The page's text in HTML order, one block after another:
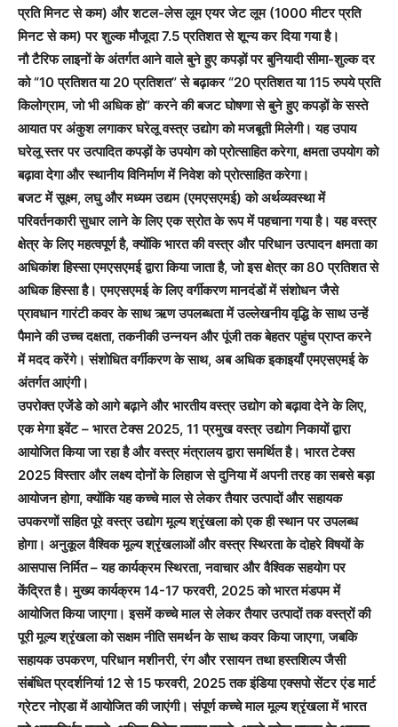
प्रति मिनट से कम) और शटल-लेस लूम एयर जेट लूम (1000 मीटर प्रति
मिनट से कम) पर शुल्क मौजूदा 7.5 प्रतिशत से शून्य कर दिया गया है।
नौ टैरिफ लाइनों के अंतर्गत आने वाले बुने हुए कपड़ों पर बुनियादी सीमा-शुल्‍क दर
को “10 प्रतिशत या 20 प्रतिशत” से बढ़ाकर “20 प्रतिशत या 115 रुपये प्रति
किलोग्राम, जो भी अधिक हो” करने की बजट घोषणा से बुने हुए कपड़ों के सस्ते
आयात पर अंकुश लगाकर घरेलू वस्‍त्र उद्योग को मजबूती मिलेगी। यह उपाय
घरेलू स्तर पर उत्पादित कपड़ों के उपयोग को प्रोत्साहित करेगा, क्षमता उपयोग को
बढ़ावा देगा और स्थानीय विनिर्माण में निवेश को प्रोत्साहित करेगा।
बजट में सूक्ष्म, लघु और मध्यम उद्यम (एमएसएमई) को अर्थव्यवस्था में
परिवर्तनकारी सुधार लाने के लिए एक स्रोत के रूप में पहचाना गया है। यह वस्‍त्र
क्षेत्र के लिए महत्वपूर्ण है, क्योंकि भारत की वस्‍त्र और परिधान उत्पादन क्षमता का
अधिकांश हिस्सा एमएसएमई द्वारा किया जाता है, जो इस क्षेत्र का 80 प्रतिशत से
अधिक हिस्सा है। एमएसएमई के लिए वर्गीकरण मानदंडों में संशोधन जैसे
प्रावधान गारंटी कवर के साथ ऋण उपलब्धता में उल्लेखनीय वृद्धि के साथ उन्हें
पैमाने की उच्च दक्षता, तकनीकी उन्नयन और पूंजी तक बेहतर पहुंच प्राप्त करने
में मदद करेंगे। संशोधित वर्गीकरण के साथ, अब अधिक इकाइयाँ एमएसएमई के
अंतर्गत आएंगी।
उपरोक्त एजेंडे को आगे बढ़ाने और भारतीय वस्‍त्र उद्योग को बढ़ावा देने के लिए,
एक मेगा इवेंट – भारत टेक्स 2025, 11 प्रमुख वस्‍त्र उद्योग निकायों द्वारा
आयोजित किया जा रहा है और वस्‍त्र मंत्रालय द्वारा समर्थित है। भारत टेक्स
2025 विस्‍तार और लक्ष्‍य दोनों के लिहाज से दुनिया में अपनी तरह का सबसे बड़ा
आयोजन होगा, क्योंकि यह कच्चे माल से लेकर तैयार उत्पादों और सहायक
उपकरणों सहित पूरे वस्‍त्र उद्योग मूल्य श्रृंखला को एक ही स्‍थान पर उपलब्‍ध
होगा। अनुकूल वैश्विक मूल्य श्रृंखलाओं और वस्‍त्र स्थिरता के दोहरे विषयों के
आसपास निर्मित – यह कार्यक्रम स्थिरता, नवाचार और वैश्विक सहयोग पर
केंद्रित है। मुख्य कार्यक्रम 14-17 फरवरी, 2025 को भारत मंडपम में
आयोजित किया जाएगा। इसमें कच्चे माल से लेकर तैयार उत्पादों तक वस्त्रों की
पूरी मूल्य श्रृंखला को सक्षम नीति समर्थन के साथ कवर किया जाएगा, जबकि
सहायक उपकरण, परिधान मशीनरी, रंग और रसायन तथा हस्तशिल्प जैसी
संबंधित प्रदर्शनियां 12 से 15 फरवरी, 2025 तक इंडिया एक्सपो सेंटर एंड मार्ट
ग्रेटर नोएडा में आयोजित की जाएंगी। संपूर्ण कच्चे माल मूल्य श्रृंखला में भारत